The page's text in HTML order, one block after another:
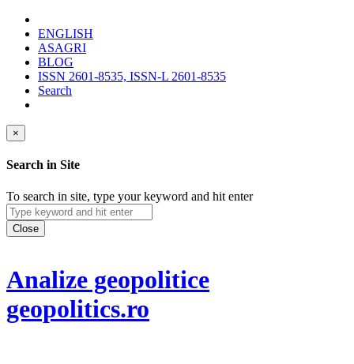
ENGLISH
ASAGRI
BLOG
ISSN 2601-8535, ISSN-L 2601-8535
Search
×
Search in Site
To search in site, type your keyword and hit enter
Close
Analize geopolitice
geopolitics.ro